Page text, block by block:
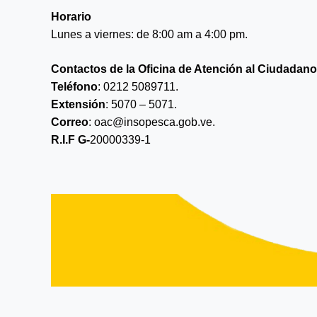
Horario
Lunes a viernes: de 8:00 am a 4:00 pm.
Contactos de la Oficina de Atención al
Teléfono: 0212 5089711.
Extensión: 5070 – 5071.
Correo: oac@insopesca.gob.ve.
R.I.F G-20000339-1